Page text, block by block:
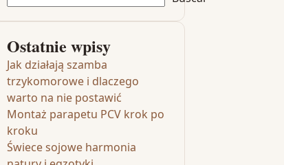
Ostatnie wpisy
Jak działają szamba
trzykomorowe i dlaczego
warto na nie postawić
Montaż parapetu PCV krok po
kroku
Świece sojowe harmonia